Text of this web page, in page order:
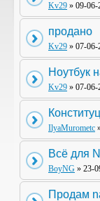
Kv29 » 09-
продано
Kv29 » 07-
Ноутбук
Kv29 » 07-
IlyaMurometc
Всё для
BoyNG » 23-
Продам